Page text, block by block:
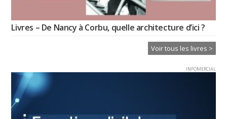
Livres – De Nancy à Corbu, quelle architecture d’ici ?
Voir tous les livres >
INFOMERCIAL